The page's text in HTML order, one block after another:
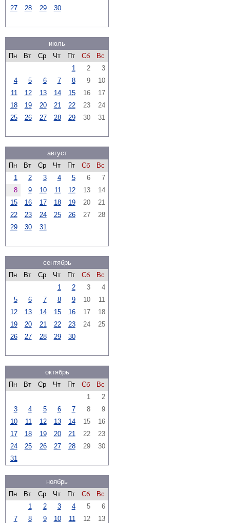
27
28 29 30
июль
Пн
Вт Ср Чт Пт Сб
Вс
1
2
3
4
5 6 7 8 9
10
11
12 13 14 15 16
17
18
19 20 21 22 23
24
25
26 27 28 29 30 31
август
Пн
Вт Ср Чт Пт Сб
Вс
1
2 3 4 5 6
7
8
9 10 11 12 13
14
15
16 17 18 19 20
21
22
23 24 25 26 27
28
29
30 31
сентябрь
Пн
Вт Ср Чт Пт Сб
Вс
1
2 3
4
5
6 7 8 9 10
11
12
13 14 15 16 17
18
19
20 21 22 23 24
25
26
27 28 29 30
октябрь
Пн
Вт Ср Чт Пт Сб
Вс
1
2
3
4 5 6 7 8
9
10
11 12 13 14 15
16
17
18 19 20 21 22
23
24
25 26 27 28 29
30
31
ноябрь
Пн
Вт Ср Чт Пт Сб
Вс
1
2 3 4 5
6
7
8 9 10 11 12 13